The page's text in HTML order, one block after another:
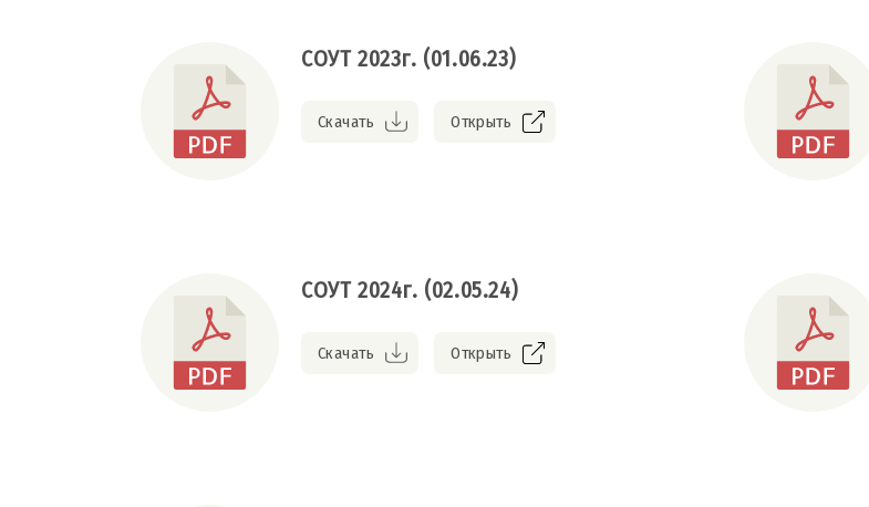
СОУТ 2023г. (01.06.23)
Скачать Открыть
СОУТ 2024г. (02.05.24)
Скачать Открыть